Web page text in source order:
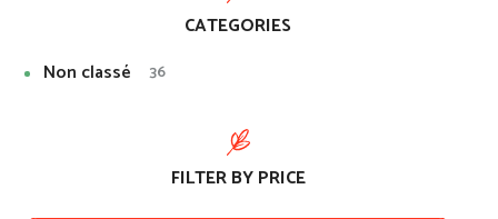
CATEGORIES
Non classé
36
FILTER BY PRICE